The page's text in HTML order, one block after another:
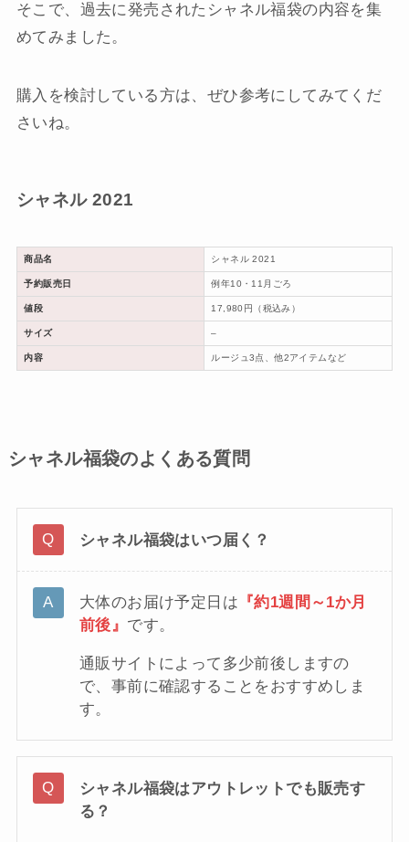
そこで、過去に発売されたシャネル福袋の内容を集
めてみました。
購入を検討している方は、ぜひ参考にしてみてくだ
さいね。
シャネル 2021
商品名 シャネル 2021
予約販売日 例年10・11月ごろ
値段 17,980円（税込み）
サイズ –
内容 ルージュ3点、他2アイテムなど
シャネル福袋のよくある質問
シャネル福袋はいつ届く？
大体のお届け予定日は 『約1週間～1か月
前後』 です。
通販サイトによって多少前後しますの
で、事前に確認することをおすすめしま
す。
シャネル福袋はアウトレットでも販売す
る？